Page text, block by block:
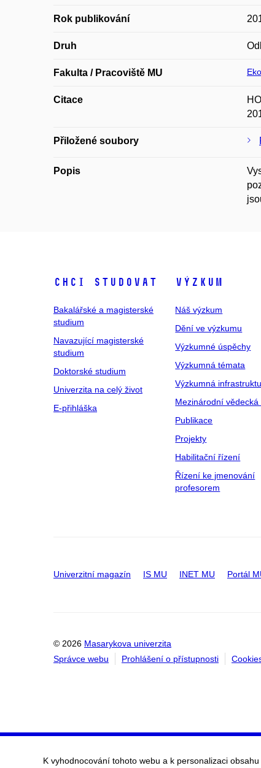
Rok publikování
Druh
Fakulta / Pracoviště MU
Citace
Přiložené soubory
Popis
Chci studovat
Bakalářské a magisterské
studium
Navazující magisterské
studium
Doktorské studium
Univerzita na celý život
E-přihláška
Výzkum
Náš výzkum
Dění ve výzkumu
Výzkumné úspěchy
Výzkumná témata
Výzkumná
Mezinárodní vědecká
Publikace
Projekty
Habilitační řízení
Řízení ke jmenování
profesorem
Univerzitní magazín IS MU INET MU Portál
© 2026 Masarykova univerzita
Správce webu
Prohlášení o přístupnosti
K vyhodnocování tohoto webu a k personalizaci